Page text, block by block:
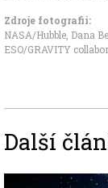
Zdroje fotografii:
NASA/Hubble, Dana
ESO/GRAVITY
Další
Image